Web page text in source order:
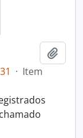
· Item